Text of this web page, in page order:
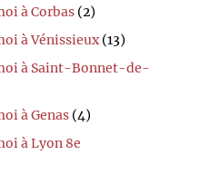
à Corbas (2)
à Vénissieux(13)
à Saint-Bonnet-de-
à Genas (4)
à Lyon 8e